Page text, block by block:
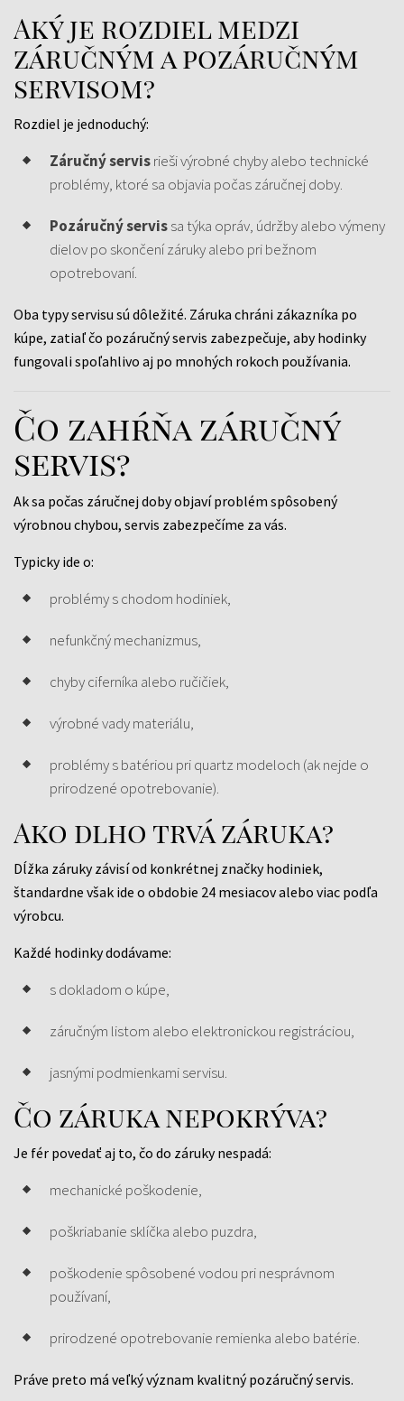
Aký je rozdiel medzi
záručným a pozáručným
servisom?
Rozdiel je jednoduchý:
Záručný servisrieši výrobné chyby alebo technické
problémy, ktoré sa objavia počas záručnej doby.
Pozáručný servissa týka opráv, údržby alebo výmeny
dielov po skončení záruky alebo pri bežnom
opotrebovaní.
Oba typy servisu sú dôležité. Záruka chráni zákazníka po
kúpe, zatiaľ čo pozáručný servis zabezpečuje, aby hodinky
fungovali spoľahlivo aj po mnohých rokoch používania.
Čo zahŕňa záručný
servis?
Ak sa počas záručnej doby objaví problém spôsobený
výrobnou chybou, servis zabezpečíme za vás.
Typicky ide o:
problémy s chodom hodiniek,
nefunkčný mechanizmus,
chyby ciferníka alebo ručičiek,
výrobné vady materiálu,
problémy s batériou pri quartz modeloch (ak nejde o
prirodzené opotrebovanie).
Ako dlho trvá záruka?
Dĺžka záruky závisí od konkrétnej značky hodiniek,
štandardne však ide o obdobie 24 mesiacov alebo viac podľa
výrobcu.
Každé hodinky dodávame:
s dokladom o kúpe,
záručným listom alebo elektronickou registráciou,
jasnými podmienkami servisu.
Čo záruka nepokrýva?
Je fér povedať aj to, čo do záruky nespadá:
mechanické poškodenie,
poškriabanie sklíčka alebo puzdra,
poškodenie spôsobené vodou pri nesprávnom
používaní,
prirodzené opotrebovanie remienka alebo batérie.
Práve preto má veľký význam kvalitný pozáručný servis.